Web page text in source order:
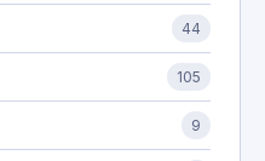
44
105
9